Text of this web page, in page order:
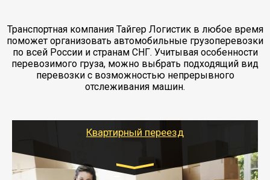
Транспортная компания Тайгер Логистик в любое время
поможет организовать автомобильные грузоперевозки
по всей России и странам СНГ. Учитывая особенности
перевозимого груза, можно выбрать подходящий вид
перевозки с возможностью непрерывного
отслеживания машин.
Квартирный переезд